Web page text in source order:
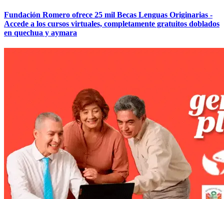
Fundación Romero ofrece 25 mil Becas Lenguas Originarias -
Accede a los cursos virtuales, completamente gratuitos doblados
en quechua y aymara